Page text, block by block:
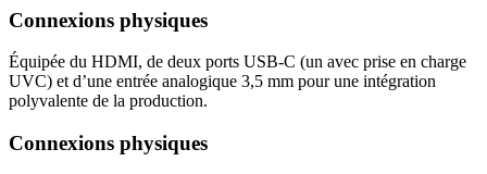
Connexions physiques
Équipée du HDMI, de deux ports USB-C (un avec prise en charge
UVC) et d’une entrée analogique 3,5 mm pour une intégration
polyvalente de la production.
Connexions physiques